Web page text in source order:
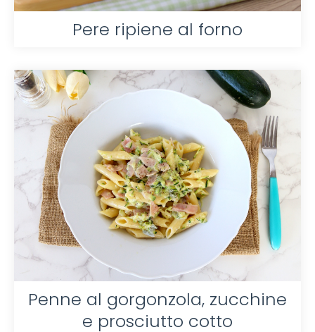
Pere ripiene al forno
Penne al gorgonzola, zucchine
e prosciutto cotto